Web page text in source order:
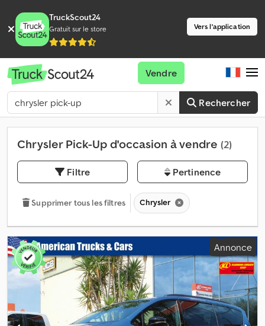
TruckScout24
Gratuit sur le store Vers l'application
Rechercher
Vendre
Chrysler Pick-Up d'occasion à vendre (2)
Filtre Pertinence
Supprimer tous les filtres Chrysler
Annonce